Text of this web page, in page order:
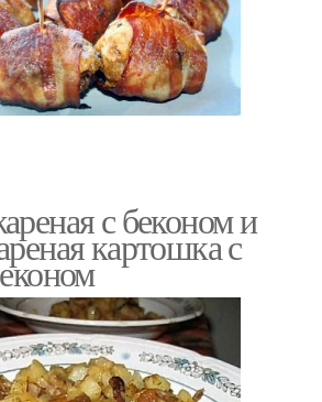
с беконом и
картошка с